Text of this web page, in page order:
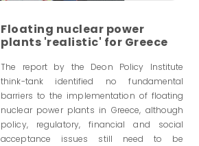
Floating nuclear power
plants 'realistic' for Greece
The report by the Deon Policy Institute
think-tank identified no fundamental
barriers to the implementation of floating
nuclear power plants in Greece, although
policy, regulatory, financial and social
acceptance issues still need to be